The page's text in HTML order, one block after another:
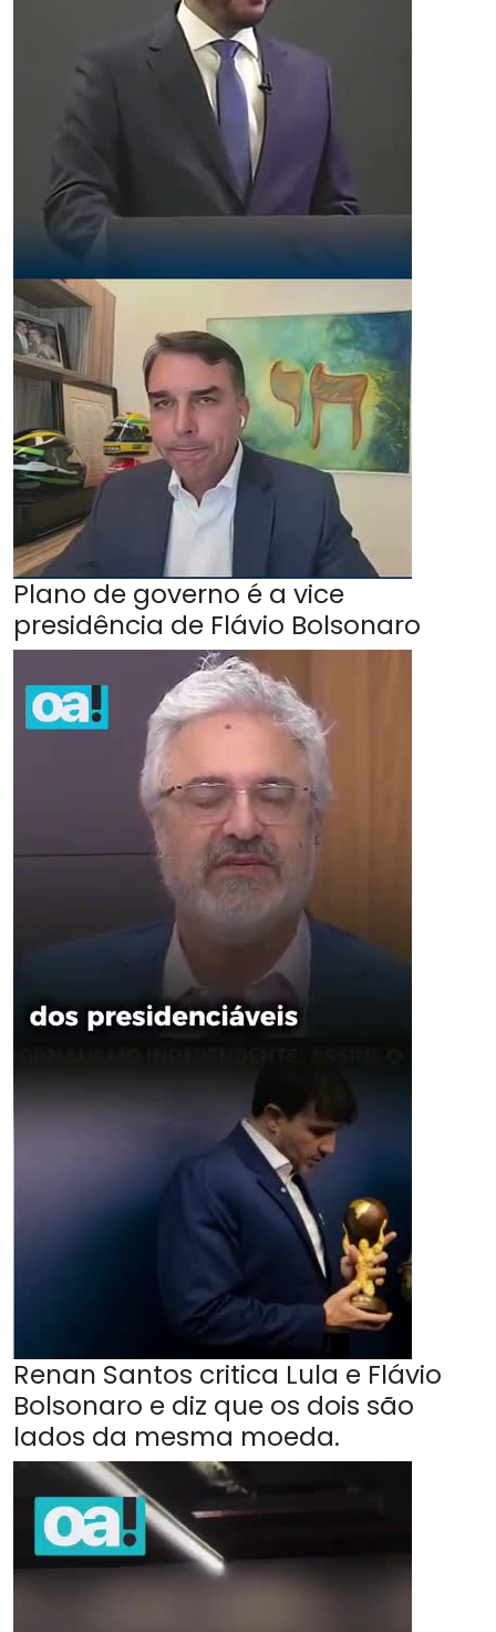
Plano de governo é a vice
presidência de Flávio Bolsonaro
Renan Santos critica Lula e Flávio
Bolsonaro e diz que os dois são
lados da mesma moeda.